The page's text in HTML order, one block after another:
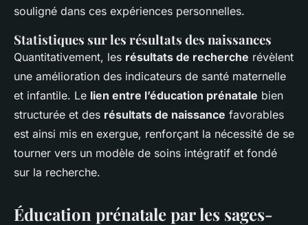
souligné dans ces expériences personnelles.
Statistiques sur les résultats des naissances
Quantitativement, les résultats de recherche révèlent
une amélioration des indicateurs de santé maternelle
et infantile. Le lien entre l’éducation prénatale bien
structurée et des résultats de naissance favorables
est ainsi mis en exergue, renforçant la nécessité de se
tourner vers un modèle de soins intégratif et fondé
sur la recherche.
Éducation prénatale par les sages-